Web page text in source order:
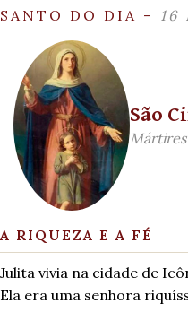
SANTO DO DIA – 16
São
Mártires
A RIQUEZA E A FÉ
Julita vivia na cidade de
Ela era uma senhora